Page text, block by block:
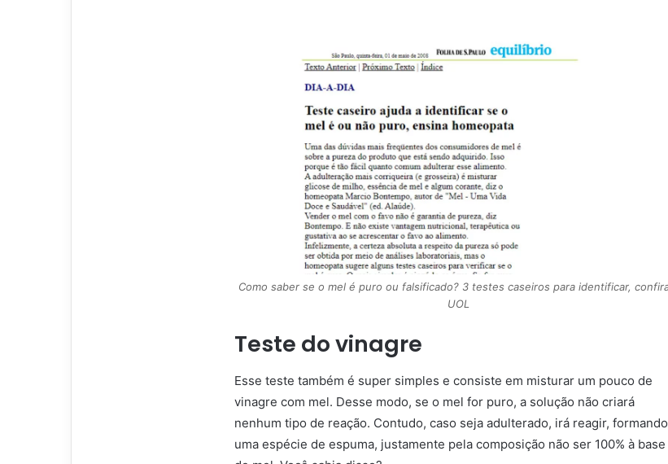
Como saber se o mel é puro ou falsificado? 3 testes caseiros para identificar,
UOL
Teste do vinagre
Esse teste também é super simples e consiste em misturar um pouco de
vinagre com mel. Desse modo, se o mel for puro, a solução não criará
nenhum tipo de reação. Contudo, caso seja adulterado, irá reagir, formando
uma espécie de espuma, justamente pela composição não ser 100% à base